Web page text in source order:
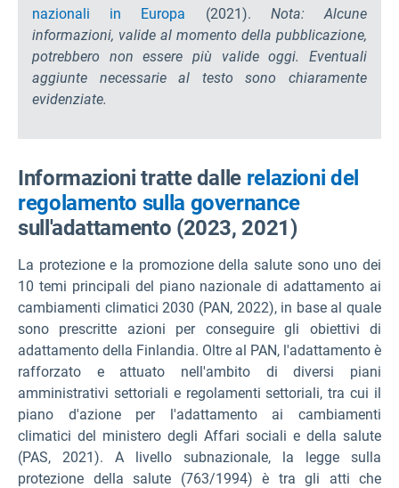
nazionali in Europa (2021). Nota: Alcune
informazioni, valide al momento della pubblicazione,
potrebbero non essere più valide oggi. Eventuali
aggiunte necessarie al testo sono chiaramente
evidenziate.
Informazioni tratte dalle relazioni del
regolamento sulla governance
sull'adattamento (2023, 2021)
La protezione e la promozione della salute sono uno dei
10 temi principali del piano nazionale di adattamento ai
cambiamenti climatici 2030 (PAN, 2022), in base al quale
sono prescritte azioni per conseguire gli obiettivi di
adattamento della Finlandia. Oltre al PAN, l'adattamento è
rafforzato e attuato nell'ambito di diversi piani
amministrativi settoriali e regolamenti settoriali, tra cui il
piano d'azione per l'adattamento ai cambiamenti
climatici del ministero degli Affari sociali e della salute
(PAS, 2021). A livello subnazionale, la legge sulla
protezione della salute (763/1994) è tra gli atti che